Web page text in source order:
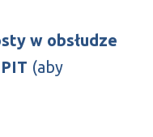
w obsłudze
(aby